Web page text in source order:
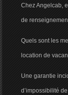
Chez Angelcab,
de
Quels sont les
location de
Une garantie
d’impossibilité